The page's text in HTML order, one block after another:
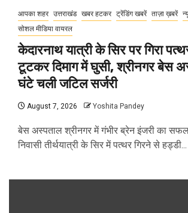
आपका शहर उत्तराखंड खबर हटकर ट्रेंडिंग खबरें ताज़ा ख़बरें
सोशल मीडिया वायरल
केदारनाथ यात्री के सिर पर गिरा
टूटकर दिमाग में घुसी, श्रीनगर बेस
घंटे चली जटिल सर्जरी
August 7, 2026 Yoshita Pandey
बेस अस्पताल श्रीनगर में गंभीर ब्रेन इंजरी का
निवासी तीर्थयात्री के सिर में पत्थर गिरने से हड्डी...